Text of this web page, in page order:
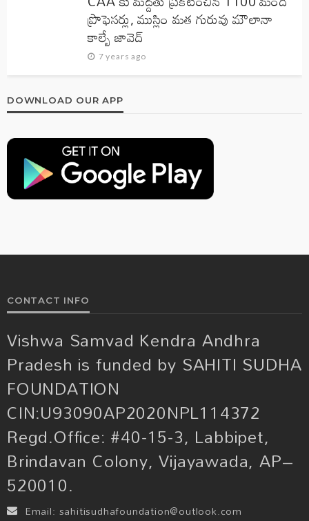
ప్రొఫెసర్లు, ముస్లిం మత గురువు మౌలానా
కాల్బే జావెద్‌
7 years ago
DOWNLOAD OUR APP
CONTACT INFO
Vishwa Samvad Kendra Andhra
Pradesh is funded by SAHITI SUDHA
FOUNDATION
CIN:U93090AP2020NPL114372
Regd.Office: #40-15-3, Labbipet,
Brindavan Colony, Vijayawada, AP–
520010.
Email: sahitisudhafoundation@outlook.com